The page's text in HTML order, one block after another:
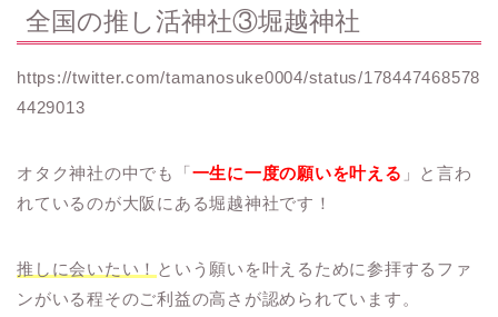
全国の推し活神社③堀越神社
https://twitter.com/tamanosuke0004/status/178447468578
4429013
オタク神社の中でも「一生に一度の願いを叶える 」と言わ
れているのが大阪にある堀越神社です！
推しに会いたい！ という願いを叶えるために参拝するファ
ンがいる程そのご利益の高さが認められています。